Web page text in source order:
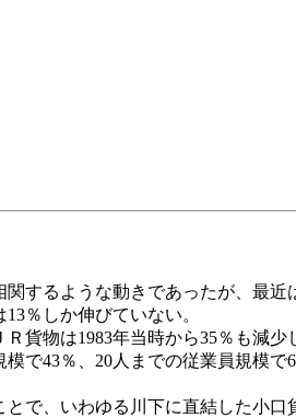
するような動きであったが、最
％しか伸びていない。
貨物は1983年当時から35％も減
で43％、20人までの従業員規模
で、いわゆる川下に直結した小